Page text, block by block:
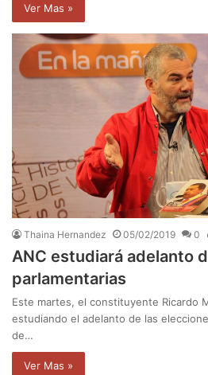
Ver Mas »
Thaina Hernandez 05/02/2019 0
ANC estudiará adelanto
parlamentarias
Este martes, el constituyente Ricardo
estudiando el adelanto de las
de…
Ver Mas »